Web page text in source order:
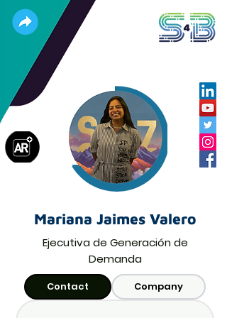
Mariana Jaimes Valero
Ejecutiva de Generación de
Demanda
Contact Company